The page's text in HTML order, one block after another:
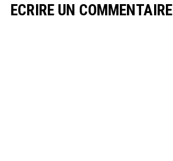
ECRIRE UN COMMENTAIRE